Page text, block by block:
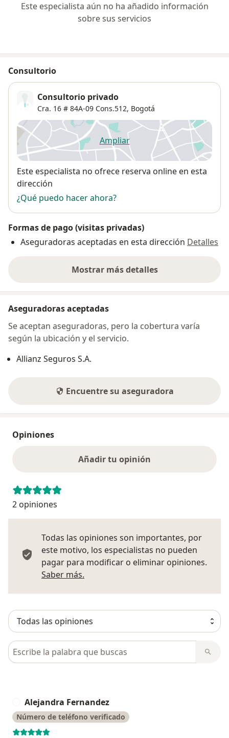
Este especialista aún no ha añadido información
sobre sus servicios
Consultorio
Consultorio privado
Cra. 16 # 84A-09 Cons.512, Bogotá
Ampliarse abre en una nueva
Disponibilidad
Este especialista no ofrece reserva online en esta
dirección
¿Qué puedo hacer ahora?
Formas de pago (visitas privadas)
Aseguradoras aceptadas en esta dirección Detalles
Mostrar más detalles
sobre la dirección
Aseguradoras aceptadas
Se aceptan aseguradoras, pero la cobertura varía
según la ubicación y el servicio.
Allianz Seguros S.A.
Encuentre su aseguradora
Opiniones
Añadir tu opinión
2 opiniones
Todas las opiniones son importantes, por
este motivo, los especialistas no pueden
pagar para modificar o eliminar opiniones.
Saber más.
Busca en opiniones
Alejandra Fernandez
Número de teléfono verificado